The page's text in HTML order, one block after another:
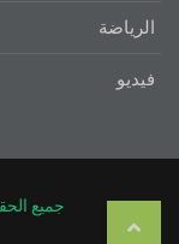
الرياضة
فيديو
جميع